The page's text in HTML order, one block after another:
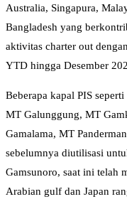
Australia, Singapura,
Bangladesh yang
aktivitas charter out
YTD hingga Desember
Beberapa kapal PIS
MT Galunggung, MT
Gamalama, MT
sebelumnya diutilisasi
Gamsunoro, saat ini telah
Arabian gulf dan Japan